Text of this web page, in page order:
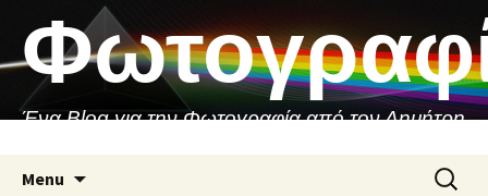
content
Ένα Blog για την Φωτογραφία από τον Δημήτρη
Menu
Search
for: